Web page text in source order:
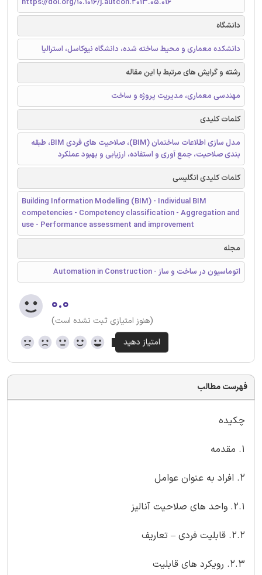
دانشگاه
دانشکده معماری و محیط ساخته شده، دانشگاه نیوکاسل، استرالیا
رشته و گرایش های مرتبط با این مقاله
مهندسی معماری، مدیریت پروژه و ساخت
کلمات کلیدی
مدل سازی اطلاعات ساختمان (BIM)، صلاحیت های فردی BIM، طبقه
بندی صلاحیت، جمع آوری و استفاده، ارزیابی و بهبود عملکرد
کلمات کلیدی انگلیسی
Building Information Modelling (BIM) - Individual BIM
competencies - Competency classification - Aggregation and
use - Performance assessment and improvement
مجله
اتوماسیون در ساخت و ساز - Automation in Construction
۰.۰
(هنوز امتیازی ثبت نشده است)
فهرست مطالب
چکیده
1. مقدمه
2. افراد به عنوان عوامل
2.1. واحد های صلاحیت آنالیز
2.2. قابلیت فردی – تعاریف
2.3. رویکرد های قابلیت